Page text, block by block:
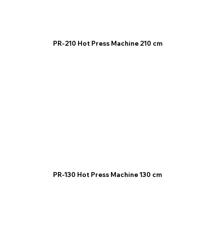
PR-130 Hot Press Machine130 cm
PR-210 Hot Press Machine 210 cm